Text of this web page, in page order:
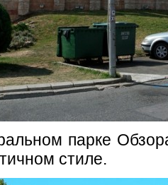
парке
стиле.